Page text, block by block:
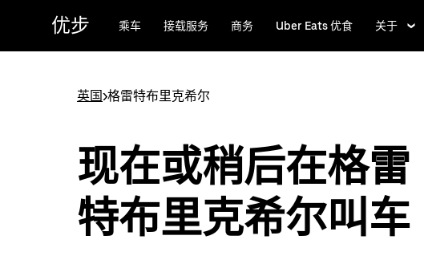
优步 乘车 接载服务 商务 Uber Eats 优食 关于
英国>格雷特布里克希尔
现在或稍后在格雷
特布里克希尔叫车